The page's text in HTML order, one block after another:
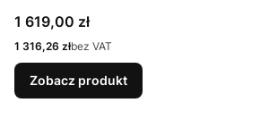
Cena
1 619,00 zł
Cena
1 316,26 złbez VAT
Zobacz produkt